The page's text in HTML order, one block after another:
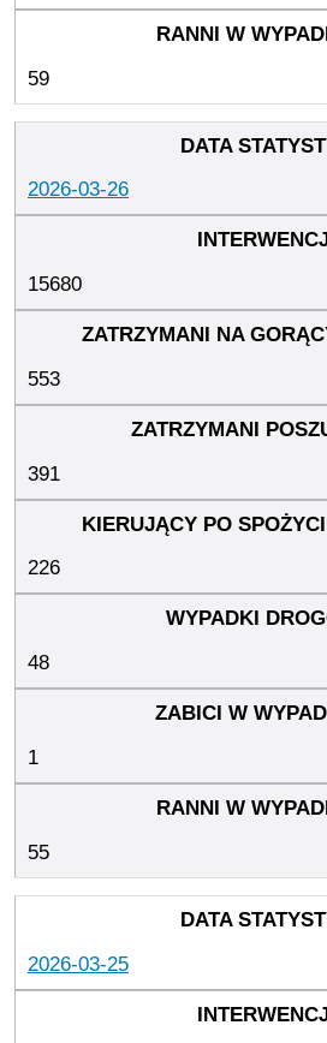
59
2026-03-26
15680
553
391
226
48
1
55
2026-03-25